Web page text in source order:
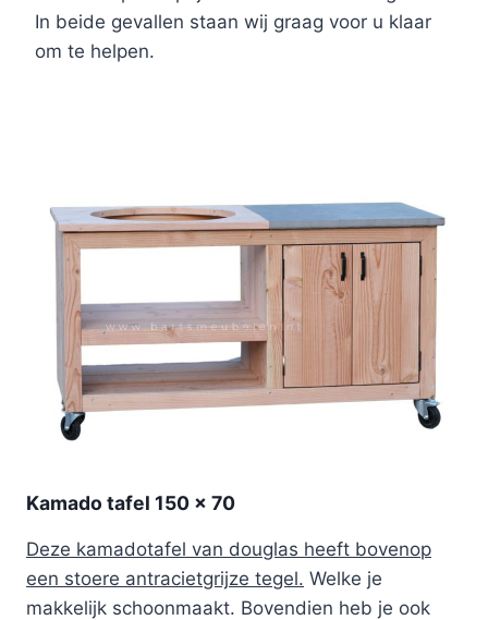
In beide gevallen staan wij graag voor u klaar
om te helpen.
Kamado tafel 150 x 70
Deze kamadotafel van douglas heeft bovenop
een stoere antracietgrijze tegel. Welke je
makkelijk schoonmaakt. Bovendien heb je ook